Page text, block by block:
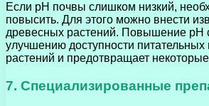
Если pH почвы слишком низкий,
повысить. Для этого можно внести
древесных растений. Повышение pH
улучшению доступности
растений и предотвращает
7. Специализированные